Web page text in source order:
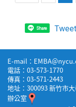
Share Tweet
E-mail：EMBA＠
電話：03-573-1770
傳真：03-571-2443
地址：300093 新竹市
辦公室